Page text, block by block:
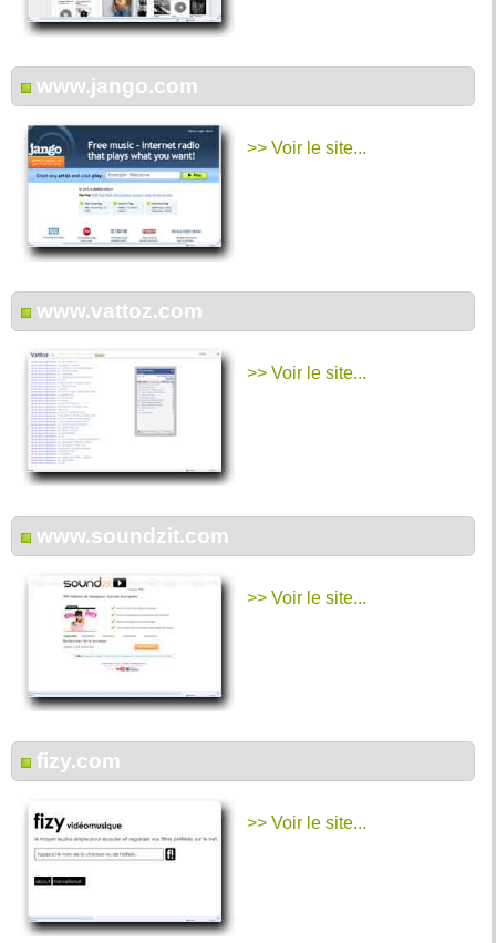
www.jango.com
>> Voir le site...
www.vattoz.com
>> Voir le site...
www.soundzit.com
>> Voir le site...
fizy.com
>> Voir le site...